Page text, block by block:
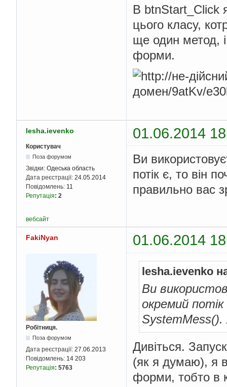
В btnStart_Click
цього класу,
ще один метод,
форми.
lesha.ievenko 01.06.2014
Користувач
Поза форумом
Звідки: Одеська область
Дата реєстрації: 24.05.2014
Повідомлень: 11
Репутація: 2
Ви
потік є, то він
правильно вас
вебсайт
FakiNyan 01.06.2014
Робітниця.
Поза форумом
Дата реєстрації: 27.06.2013
Повідомлень: 14 203
Репутація: 5763
lesha.ievenko
Ви
окремий
SystemMess().
Дивіться.
(як я думаю), я
форми, тобто в